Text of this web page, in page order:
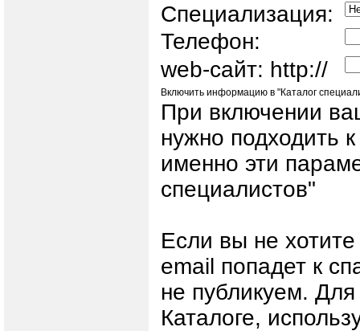
Специализация:
Телефон:
web-сайт: http://
Включить информацию в "Каталог
При включении
нужно подходить
именно эти
cпециалистов"
Если вы не
email попадет к
не публикуем.
Каталоге,